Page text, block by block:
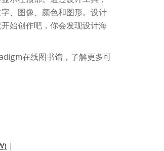
、图像、颜色和图形。设计
始创作吧，你会发现设计海
在线图书馆，了解更多可
|